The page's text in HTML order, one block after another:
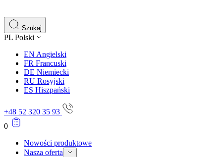
Szukaj
PL Polski
EN Angielski
FR Francuski
DE Niemiecki
RU Rosyjski
ES Hiszpański
+48 52 320 35 93
0
Nowości produktowe
Nasza oferta
istotne i interesujące dla poszczególnych użytkowników
Nieklasyfikowane
Nieklasyfikowane pliki cookie, to pliki, które są w